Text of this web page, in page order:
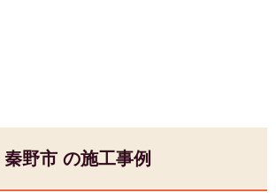
秦野市 の施工事例